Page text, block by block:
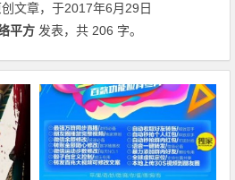
文章，于2017年6月29日
平方 发表，共 206 字。